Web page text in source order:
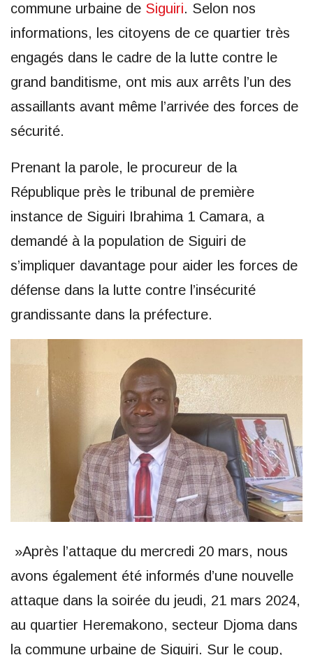
commune urbaine de Siguiri. Selon nos
informations, les citoyens de ce quartier très
engagés dans le cadre de la lutte contre le
grand banditisme, ont mis aux arrêts l’un des
assaillants avant même l’arrivée des forces de
sécurité.
Prenant la parole, le procureur de la
République près le tribunal de première
instance de Siguiri Ibrahima 1 Camara, a
demandé à la population de Siguiri de
s’impliquer davantage pour aider les forces de
défense dans la lutte contre l’insécurité
grandissante dans la préfecture.
»Après l’attaque du mercredi 20 mars, nous
avons également été informés d’une nouvelle
attaque dans la soirée du jeudi, 21 mars 2024,
au quartier Heremakono, secteur Djoma dans
la commune urbaine de Siguiri. Sur le coup,